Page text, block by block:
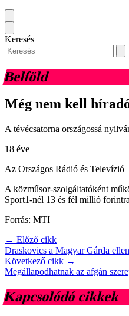
Keresés
Belföld
Még nem kell
A tévécsatorna országossá
18 éve
Az Országos Rádió és Televízió
A közműsor-szolgáltatóként
Sport1-nél 13 és fél millió
Forrás: MTI
← Előző cikk
Draskovics a Magyar Gárda
Következő cikk →
Megállapodhatnak az afgán
Kapcsolódó cikkek